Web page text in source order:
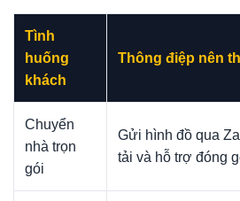
Tình
huống
khách
Thông điệp nên
Chuyển
nhà trọn
gói
Gửi hình đồ qua
tải và hỗ trợ đóng